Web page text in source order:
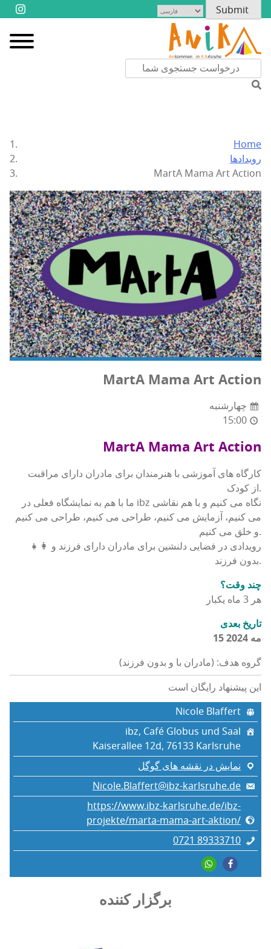
Home
رویدادها
MartA Mama Art Action
ibz
MartA Mama Art Action
چهارشنبه
15:00
MartA Mama Art Action
کارگاه های آموزشی با هنرمندان برای مادران دارای مراقبت
از کودک.
ما با هم به نمایشگاه فعلی در ibz نگاه می کنیم و با هم نقاشی
می کنیم، آزمایش می کنیم، طراحی می کنیم، طراحی می کنیم
و خلق می کنیم.
👩‍👧 رویدادی در فضایی دلنشین برای مادران دارای فرزند و
بدون فرزند.
چند وقت؟
هر 3 ماه یکبار
تاریخ بعدی
15 مه 2024
گروه هدف: (مادران با و بدون فرزند)
این پیشنهاد رایگان است
Nicole Blaffert
ibz, Café Globus und Saal
Kaiserallee 12d, 76133 Karlsruhe
نمایش در نقشه های گوگل
Nicole.Blaffert@ibz-karlsruhe.de
https://www.ibz-karlsruhe.de/ibz-
projekte/marta-mama-art-aktion/
0721 89333710
برگزار کننده